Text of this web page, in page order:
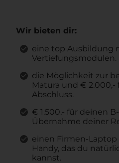
Wir bieten dir:
eine top Ausbildung
Vertiefungsmodulen.
die Möglichkeit zur
Matura und €
Abschluss.
€ 1.500,- für deinen
Übernahme deiner
einen Firmen-
Handy, das du
kannst.